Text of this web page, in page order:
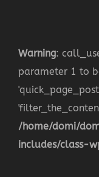
Warning:
parameter 1 to
/home/domi/
includes/class-